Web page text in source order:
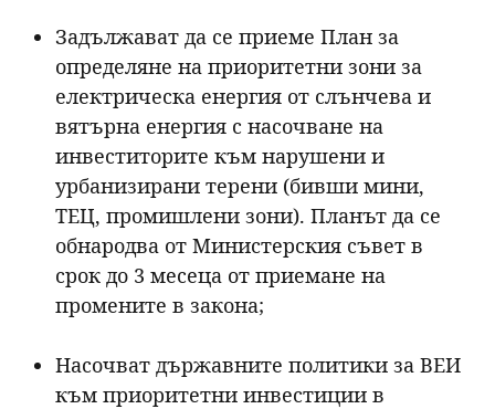
Задължават да се приеме План за
определяне на приоритетни зони за
електрическа енергия от слънчева и
вятърна енергия с насочване на
инвеститорите към нарушени и
урбанизирани терени (бивши мини,
ТЕЦ, промишлени зони). Планът да се
обнародва от Министерския съвет в
срок до 3 месеца от приемане на
промените в закона;
Насочват държавните политики за ВЕИ
към приоритетни инвестиции в